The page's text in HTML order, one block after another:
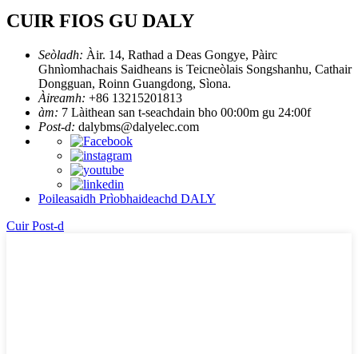
CUIR FIOS GU DALY
Seòladh: Àir. 14, Rathad a Deas Gongye, Pàirc
Ghnìomhachais Saidheans is Teicneòlais Songshanhu, Cathair
Dongguan, Roinn Guangdong, Sìona.
Àireamh: +86 13215201813
àm: 7 Làithean san t-seachdain bho 00:00m gu 24:00f
Post-d: dalybms@dalyelec.com
Poileasaidh Prìobhaideachd DALY
Cuir Post-d